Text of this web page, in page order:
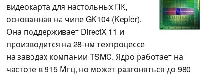
видеокарта для настольных ПК,
основанная на чипе GK104 (Kepler).
Она поддерживает DirectX 11 и
производится на 28-нм техпроцессе
на заводах компании TSMC. Ядро работает на
частоте в 915 Мгц, но может разгоняться до 980